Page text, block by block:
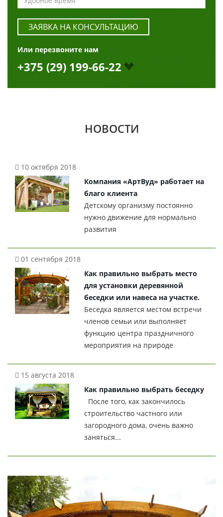
ЗАЯВКА НА КОНСУЛЬТАЦИЮ
Или перезвоните нам
+375 (29) 199-66-22
НОВОСТИ
10 октября 2018
Компания «АртВуд» работает на
благо клиента
Детскому организму постоянно
нужно движение для нормально
развития
01 сентября 2018
Как правильно выбрать место
для установки деревянной
беседки или навеса на участке.
Беседка является местом встречи
членов семьи или выполняет
функцию центра праздничного
мероприятия на природе
15 августа 2018
Как правильно выбрать беседку
После того, как закончилось
строительство частного или
загородного дома, очень важно
заняться...